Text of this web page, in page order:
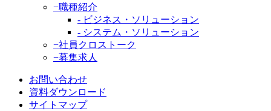
−職種紹介
- ビジネス・ソリューション
- システム・ソリューション
−社員クロストーク
−募集求人
お問い合わせ
資料ダウンロード
サイトマップ